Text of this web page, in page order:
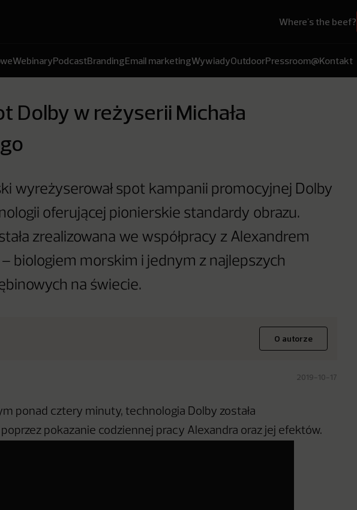
Where's the beef?
WebinaryPodcastBrandingEmail marketingWywiadyOutdoorPressroom@Kontakt
Dolby w reżyserii Michała
wyreżyserował spot kampanii promocyjnej Dolby
oferującej pionierskie standardy obrazu.
zrealizowana we współpracy z Alexandrem
biologiem morskim i jednym z najlepszych
na świecie.
O autorze
2019-10-17
ponad cztery minuty, technologia Dolby została
pokazanie codziennej pracy Alexandra oraz jej efektów.